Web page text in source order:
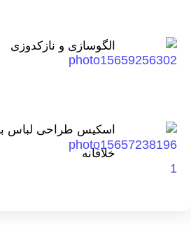
الگوسازی و نازکدوزی
اسکیس طراحی لباس
خلاقانه